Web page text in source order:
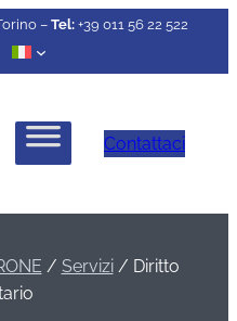
–Tel: +39 011 56 22 522
Contattaci
/ Servizi/ Diritto